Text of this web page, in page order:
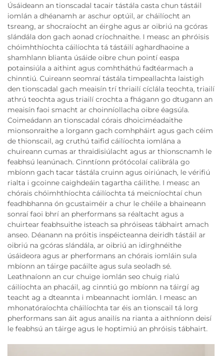
Úsáideann an tionscadal tacair tástála casta chun tástáil
iomlán a dhéanamh ar aschur optúil, ar cháilíocht an
tsreang, ar shocraíocht an éirghe agus ar oibriú na gcóras
slándála don gach aonad críochnaithe. I measc an phróisis
chóimhthíochta cáilíochta tá tástáilí aghardhaoine a
shamhlann blianta úsáide oibre chun pointí easpa
potainsiúla a aithint agus comhtháthú fadtéarmach a
chinntiú. Cuireann seomraí tástála timpeallachta laistigh
den tionscadal gach meaisín trí thriailí cíclála teochta, triailí
athrú teochta agus triailí crochta a fhágann go dtugann an
meaisín faoi smacht ar choinníollacha oibre éagsúla.
Coimeádann an tionscadal córais dhoiciméadaithe
mionsonraithe a lorgann gach comhpháirt agus gach céim
de thionscail, ag cruthú taifid cáilíochta iomlána a
chuireann cumas ar thraidisiúlacht agus ar thionscnamh le
feabhsú leanúnach. Cinntíonn prótócolaí calibrála go
mbíonn gach tacar tástála cruinn agus oiriúnach, le vérifiú
rialta i gcoinne caighdeáin tagartha cáilithe. I measc an
chórais chóimhthíochta cáilíochta tá meicníochtaí chun
feadhbhanna ón gcustaiméir a chur le chéile a bhaineann
sonraí faoi bhrí an pherformans sa réaltacht agus a
chuirtear feabhsuithe isteach sa phróiseas tábhairt amach
anseo. Déanann na próitis inspéicteanna deiridh tástáil ar
oibriú na gcóras slándála, ar oibriú an idirghnéithe
úsáideora agus ar pherformans an chórais iomláin sula
mbíonn an táirge pacáilte agus sula seoladh sé.
Leathnaíonn an cur chuige iomlán seo chuig rialú
cáilíochta an phacáil, ag cinntiú go mbíonn na táirgí ag
teacht ag a dteannta i mbeannacht iomlán. I measc an
mhonatóraíochta cháilíochta tar éis an tionscail tá lorg
pherformans san áit agus anailís na rianta a aithníonn deisí
le feabhsú an táirge agus le hoptimiú an phróisis tábhairt.